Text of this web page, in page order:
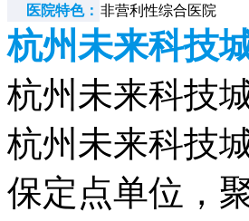
医院特色： 非营利性综合医院
杭州未来科技
杭州未来科技
杭州未来科技
保定点单位，